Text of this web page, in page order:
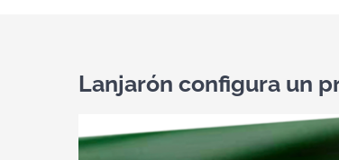
Lanjarón configura un
imagen